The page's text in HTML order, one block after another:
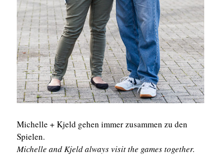
Michelle + Kjeld gehen immer zusammen zu den
Spielen.
Michelle and Kjeld always visit the games together.